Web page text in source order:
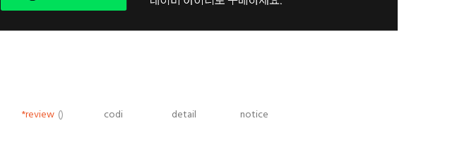
*review () codi detail notice